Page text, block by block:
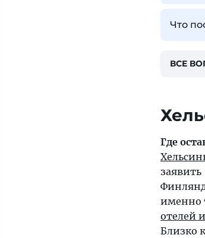
Что
ВСЕ
Где
именно
отелей
Близко